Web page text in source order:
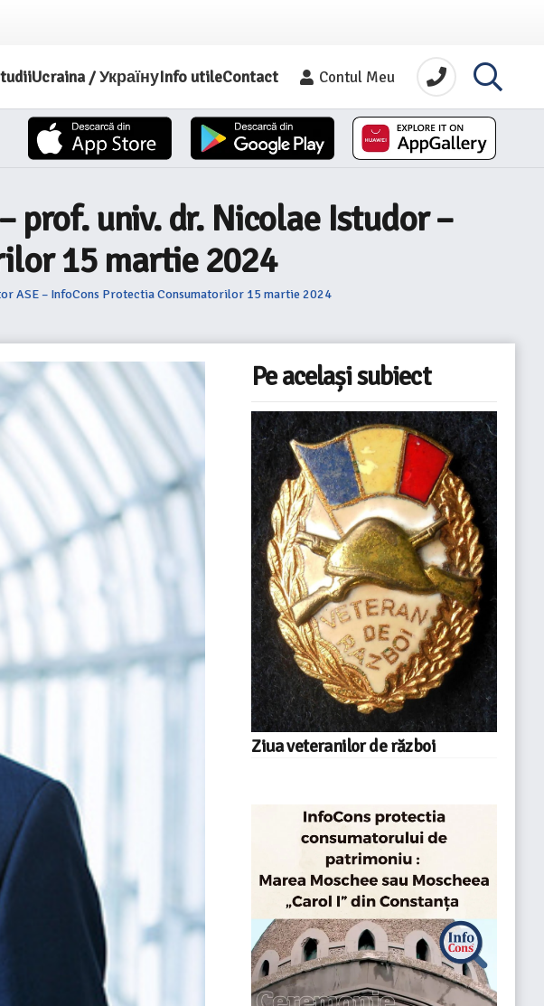
Ucraina / УкраїнуInfo utileContact Contul Meu
univ. dr. Nicolae Istudor –
15 martie 2024
ASE – InfoCons Protectia Consumatorilor 15 martie 2024
Pe același subiect
Ziua veteranilor de război